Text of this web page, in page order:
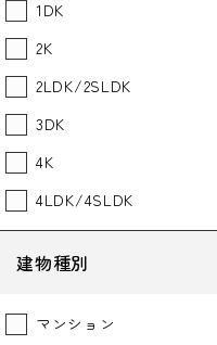
1DK
2K
2LDK/2SLDK
3DK
4K
4LDK/4SLDK
建物種別
マンション